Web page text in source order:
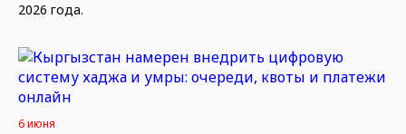
2026 года.
6 июня